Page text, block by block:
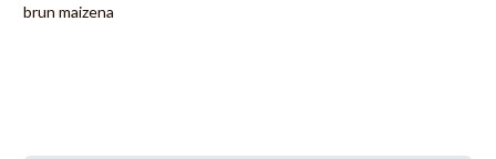
brun maizena